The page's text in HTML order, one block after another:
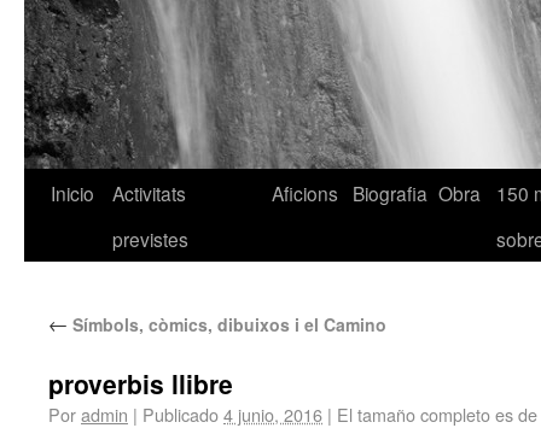
Inicio
Activitats
previstes
Aficions Biografia Obra
150
← Símbols, còmics, dibuixos i el Camino
proverbis llibre
Poradmin | Publicado4 junio, 2016 | El tamaño completo es de